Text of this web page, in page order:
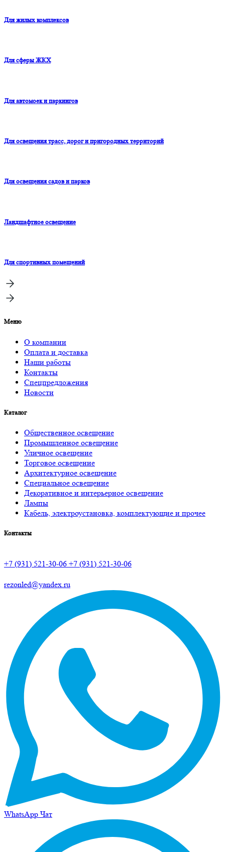
Для жилых комплексов
Для сферы ЖКХ
Для автомоек и паркингов
Для освещения трасс, дорог и пригородных территорий
Для освещения садов и парков
Ландшафтное освещение
Для спортивных помещений
Меню
О компании
Оплата и доставка
Наши работы
Контакты
Спецпредложения
Новости
Каталог
Общественное освещение
Промышленное освещение
Уличное освещение
Торговое освещение
Архитектурное освещение
Специальное освещение
Декоративное и интерьерное освещение
Лампы
Кабель, электроустановка, комплектующие и прочее
Контакты
+7 (931) 521-30-06 +7 (931) 521-30-06
rezonled@yandex.ru
WhatsApp Чат